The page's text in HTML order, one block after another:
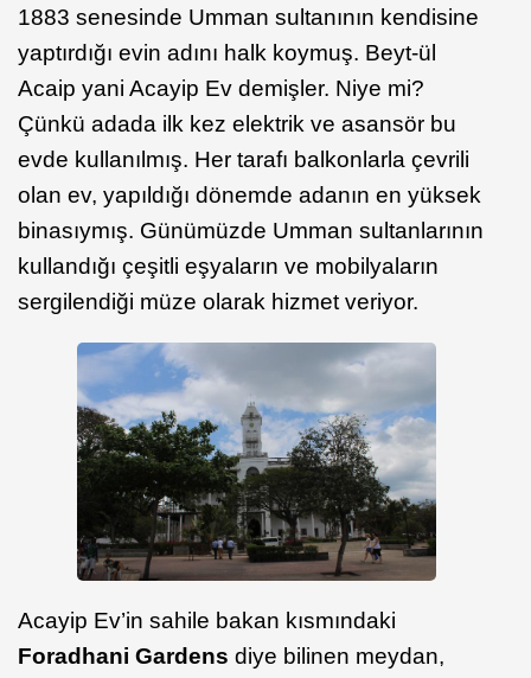
1883 senesinde Umman sultanının kendisine
yaptırdığı evin adını halk koymuş. Beyt-ül
Acaip yani Acayip Ev demişler. Niye mi?
Çünkü adada ilk kez elektrik ve asansör bu
evde kullanılmış. Her tarafı balkonlarla çevrili
olan ev, yapıldığı dönemde adanın en yüksek
binasıymış. Günümüzde Umman sultanlarının
kullandığı çeşitli eşyaların ve mobilyaların
sergilendiği müze olarak hizmet veriyor.
Acayip Ev’in sahile bakan kısmındaki
Foradhani Gardens diye bilinen meydan,